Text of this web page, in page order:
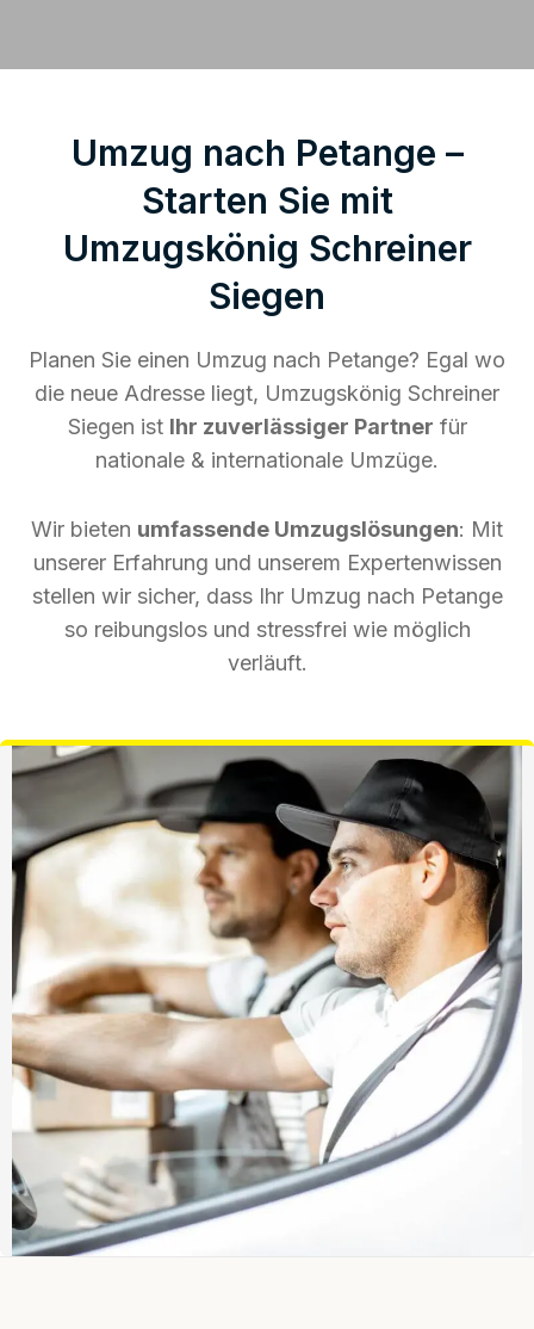
Umzug nach Petange –
Starten Sie mit
Umzugskönig Schreiner
Siegen
Planen Sie einen Umzug nach Petange? Egal wo
die neue Adresse liegt, Umzugskönig Schreiner
Siegen ist Ihr zuverlässiger Partner für
nationale & internationale Umzüge.
Wir bieten umfassende Umzugslösungen: Mit
unserer Erfahrung und unserem Expertenwissen
stellen wir sicher, dass Ihr Umzug nach Petange
so reibungslos und stressfrei wie möglich
verläuft.